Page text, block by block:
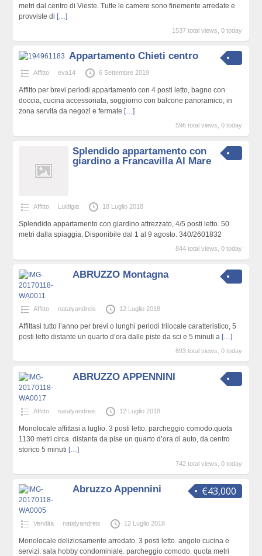
metri dal centro di Vieste. Tutte le camere sono finemente arredate e
provviste di […]
1537 total views, 0 today
Appartamento Chieti centro
Affitto eva14 6 Settembre 2019
Affitto per brevi periodi appartamento con 4 posti letto, bagno con
doccia, cucina accessoriata, soggiorno con balcone panoramico, in
zona servita da negozi e fermate […]
596 total views, 0 today
Splendido appartamento con
giardino a Francavilla Al Mare
Affitto Luidigia 18 Luglio 2018
Splendido appartamento con giardino attrezzato, 4/5 posti letto. 50
metri dalla spiaggia. Disponibile dal 1 al 9 agosto. 340/2601832
844 total views, 0 today
ABRUZZO Montagna
Affitto natalyandreis 12 Luglio 2018
Affittasi tutto l’anno per brevi o lunghi periodi trilocale caratteristico, 5
posti letto distante un quarto d’ora dalle piste da sci e 5 minuti a […]
893 total views, 0 today
ABRUZZO APPENNINI
Affitto natalyandreis 12 Luglio 2018
Monolocale affittasi a luglio. 3 posti letto. parcheggio comodo.quota
1130 metri circa. distanta da pise un quarto d’ora di auto, da centro
storico 5 minuti […]
742 total views, 0 today
€43,000
Abruzzo Appennini
Vendita natalyandreis 12 Luglio 2018
Monolocale deliziosamente arredato. 3 posti letto. angolo cucina e
servizi. sala hobby condominiale. parcheggio comodo. quota metri